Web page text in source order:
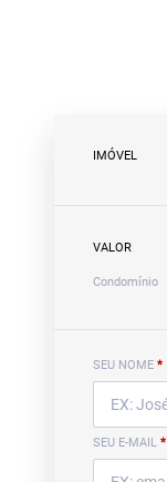
IMÓVEL
VALOR
Condomínio
SEU NOME *
SEU E-MAIL *